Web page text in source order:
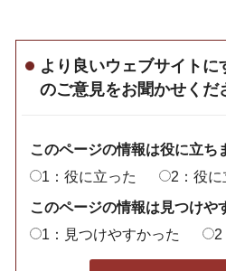
より良いウェブサイトに
のご意見をお聞かせくだ
このページの情報は役に立ち
1：役に立った
2：役に
このページの情報は見つけや
1：見つけやすかった
2